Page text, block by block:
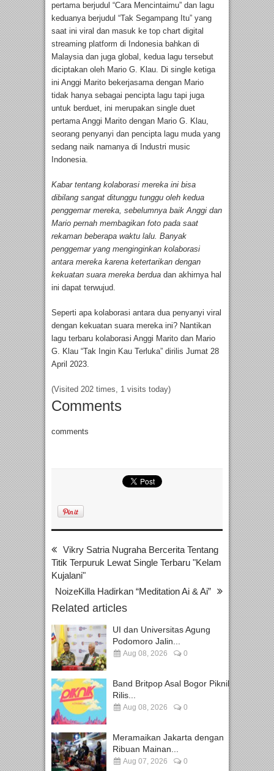
pertama berjudul “Cara Mencintaimu” dan lagu
keduanya berjudul “Tak Segampang Itu” yang
saat ini viral dan masuk ke top chart digital
streaming platform di Indonesia bahkan di
Malaysia dan juga global, kedua lagu tersebut
diciptakan oleh Mario G. Klau. Di single ketiga
ini Anggi Marito bekerjasama dengan Mario
tidak hanya sebagai pencipta lagu tapi juga
untuk berduet, ini merupakan single duet
pertama Anggi Marito dengan Mario G. Klau,
seorang penyanyi dan pencipta lagu muda yang
sedang naik namanya di Industri music
Indonesia.
Kabar tentang kolaborasi mereka ini bisa
dibilang sangat ditunggu tunggu oleh kedua
penggemar mereka, sebelumnya baik Anggi dan
Mario pernah membagikan foto pada saat
rekaman beberapa waktu lalu. Banyak
penggemar yang menginginkan kolaborasi
antara mereka karena ketertarikan dengan
kekuatan suara mereka berdua dan akhirnya hal
ini dapat terwujud.
Seperti apa kolaborasi antara dua penyanyi viral
dengan kekuatan suara mereka ini? Nantikan
lagu terbaru kolaborasi Anggi Marito dan Mario
G. Klau “Tak Ingin Kau Terluka” dirilis Jumat 28
April 2023.
(Visited 202 times, 1 visits today)
Comments
comments
Vikry Satria Nugraha Bercerita Tentang
Titik Terpuruk Lewat Single Terbaru "Kelam
Kujalani"
NoizeKilla Hadirkan “Meditation Ai & Ai”
Related articles
UI dan Universitas Agung
Podomoro Jalin...
Aug 08, 2026 0
Band Britpop Asal Bogor Piknik
Rilis...
Aug 08, 2026 0
Meramaikan Jakarta dengan
Ribuan Mainan...
Aug 07, 2026 0